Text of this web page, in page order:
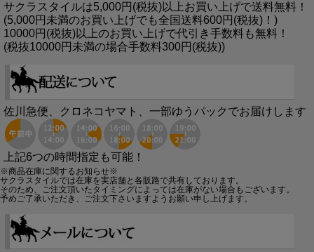
サクラスタイルは5,000円(税抜)以上お買い上げで送料無料！
(5,000円未満のお買い上げでも全国送料600円(税抜)！)
10000円(税抜)以上のお買い上げで代引き手数料も無料！
(税抜10000円未満の場合手数料300円(税抜))
佐川急便、クロネコヤマト、一部ゆうパックでお届けします
上記6つの時間指定も可能！
※商品在庫に関するお知らせ※
サクラスタイルでは在庫を実店舗と各販路で共有しております。
そのため、ご注文頂いたタイミングによっては在庫がない場合もございます。
予めご了承いただき、ご注文下さいますようお願い申し上げます。